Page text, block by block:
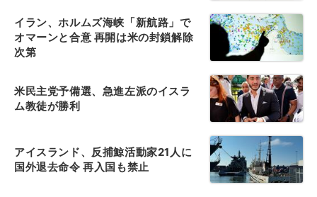
イラン、ホルムズ海峡「新航路」で
オマーンと合意 再開は米の封鎖解除
次第
米民主党予備選、急進左派のイスラ
ム教徒が勝利
アイスランド、反捕鯨活動家21人に
国外退去命令 再入国も禁止